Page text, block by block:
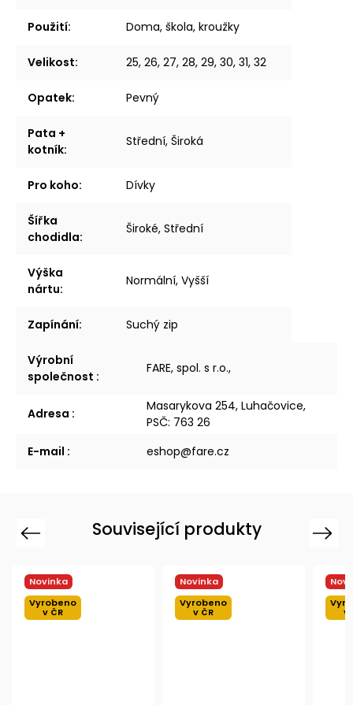
Použití: Doma, škola, kroužky
Velikost: 25, 26, 27, 28, 29, 30, 31, 32
Opatek: Pevný
Pata +
kotník:
Střední, Široká
Pro koho: Dívky
Šířka
chodidla:
Široké, Střední
Výška
nártu:
Normální, Vyšší
Zapínání: Suchý zip
Výrobní
společnost :
FARE, spol. s r.o.,
Adresa :
Masarykova 254, Luhačovice,
PSČ: 763 26
E-mail : eshop@fare.cz
Související produkty
Previous
Novinka
Vyrobeno
v ČR
Novinka
Vyrobeno
v ČR v
Next